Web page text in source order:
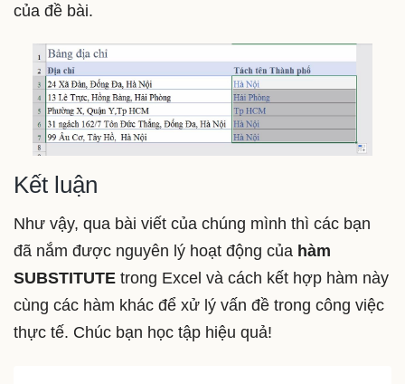
của đề bài.
Kết luận
Như vậy, qua bài viết của chúng mình thì các bạn
đã nắm được nguyên lý hoạt động của hàm
SUBSTITUTE trong Excel và cách kết hợp hàm này
cùng các hàm khác để xử lý vấn đề trong công việc
thực tế. Chúc bạn học tập hiệu quả!